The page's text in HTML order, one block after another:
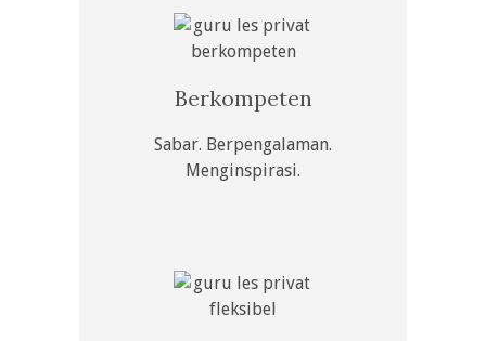
Berkompeten
Sabar. Berpengalaman.
Menginspirasi.